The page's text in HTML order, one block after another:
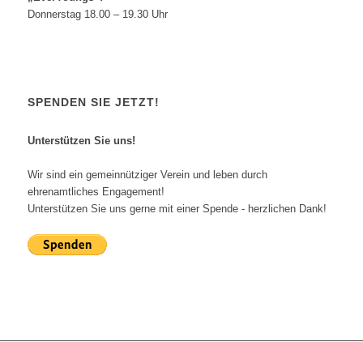
Donnerstag 18.00 – 19.30 Uhr
SPENDEN SIE JETZT!
Unterstützen Sie uns!
Wir sind ein gemeinnütziger Verein und leben durch
ehrenamtliches Engagement!
Unterstützen Sie uns gerne mit einer Spende - herzlichen Dank!